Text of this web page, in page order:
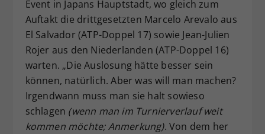
Event in Japans Hauptstadt, wo gleich zum
Auftakt die drittgesetzten Marcelo Arevalo aus
El Salvador (ATP-Doppel 17) sowie Jean-Julien
Rojer aus den Niederlanden (ATP-Doppel 16)
warten. „Die Auslosung hätte besser sein
können, natürlich. Aber was will man machen?
Irgendwann muss man sie halt sowieso
schlagen (wenn man im Turnierverlauf weit
kommen möchte; Anmerkung). Von dem her